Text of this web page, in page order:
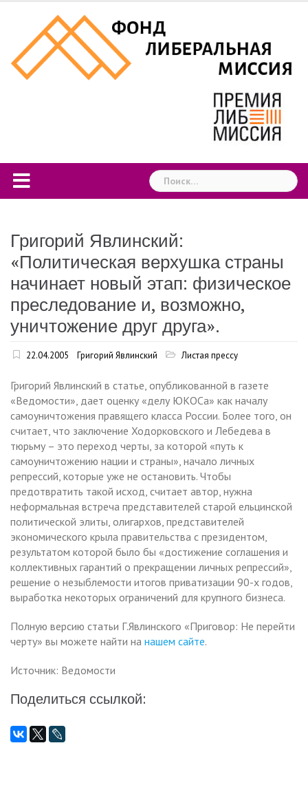
content
Найти:
Григорий Явлинский:
«Политическая верхушка страны
начинает новый этап: физическое
преследование и, возможно,
уничтожение друг друга».
22.04.2005 Григорий Явлинский Листая прессу
Григорий Явлинский в статье, опубликованной в газете
«Ведомости», дает оценку «делу ЮКОСа» как началу
самоуничтожения правящего класса России. Более того, он
считает, что заключение Ходорковского и Лебедева в
тюрьму – это переход черты, за которой «путь к
самоуничтожению нации и страны», начало личных
репрессий, которые уже не остановить. Чтобы
предотвратить такой исход, считает автор, нужна
неформальная встреча представителей старой ельцинской
политической элиты, олигархов, представителей
экономического крыла правительства с президентом,
результатом которой было бы «достижение соглашения и
коллективных гарантий о прекращении личных репрессий»,
решение о незыблемости итогов приватизации 90-х годов,
выработка некоторых ограничений для крупного бизнеса.
Полную версию статьи Г.Явлинского «Приговор: Не перейти
черту» вы можете найти на нашем сайте.
Источник: Ведомости
Поделиться ссылкой: